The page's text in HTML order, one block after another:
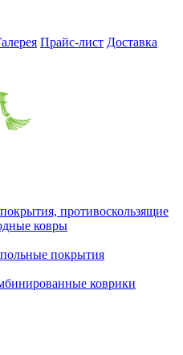
Прайс-лист Доставка
противоскользящие
ковры
покрытия
коврики